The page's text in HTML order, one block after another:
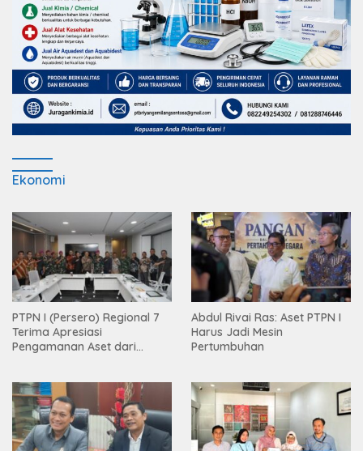
Ekonomi
PTPN I (Persero) Regional 7
Terima Apresiasi
Pengamanan Aset dari
Abdul Rivai Ras: Aset PTPN I
Harus Jadi Mesin
Pertumbuhan